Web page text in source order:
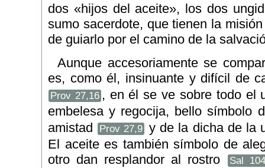
dos «hijos del aceite», los dos
sumo sacerdote, que tienen la
de guiarlo por el camino de la
Aunque accesoriamente se
es, como él, insinuante y difícil de
Prov 27,16 , en él se ve sobre todo el
embelesa y regocija, bello símbolo
amistad
Prov 27,9 y de la dicha de la
El aceite es también símbolo de
otro dan resplandor al rostro
Sal